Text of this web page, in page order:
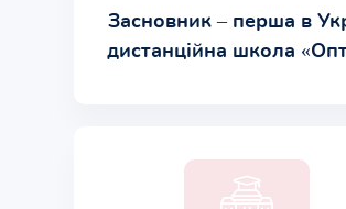
Засновник – перша в
дистанційна школа